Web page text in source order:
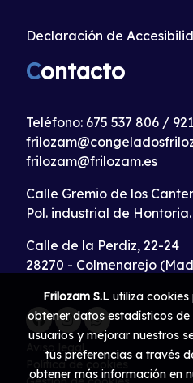
Declaración de
Contacto
Teléfono: 675 537 806 /
frilozam@frilozam.es
Calle Gremio de los
Pol. industrial de
Calle de la Perdiz, 22-24
28270 - Colmenarejo
Aviso legal
Política de cookies
Frilozam S.L utiliza
obtener datos estadísticos
usuarios y mejorar nuestros
tus preferencias a través
obtener más información en